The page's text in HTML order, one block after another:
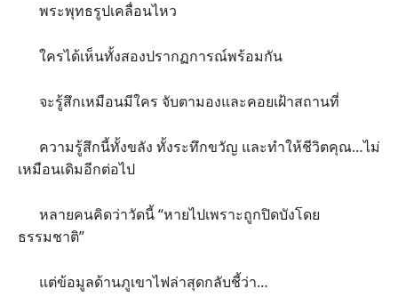
พระพุทธรูปเคลื่อนไหว
ใครได้เห็นทั้งสองปรากฏการณ์พร้อมกัน
จะรู้สึกเหมือนมีใคร จับตามองและคอยเฝ้าสถานที่
ความรู้สึกนี้ทั้งขลัง ทั้งระทึกขวัญ และทำให้ชีวิตคุณ…ไม่
เหมือนเดิมอีกต่อไป
หลายคนคิดว่าวัดนี้ “หายไปเพราะถูกปิดบังโดย
ธรรมชาติ”
แต่ข้อมูลด้านภูเขาไฟล่าสุดกลับชี้ว่า…